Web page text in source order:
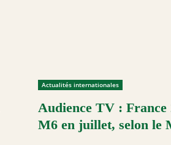
Actualités internationales
Audience TV : France
M6 en juillet, selon le